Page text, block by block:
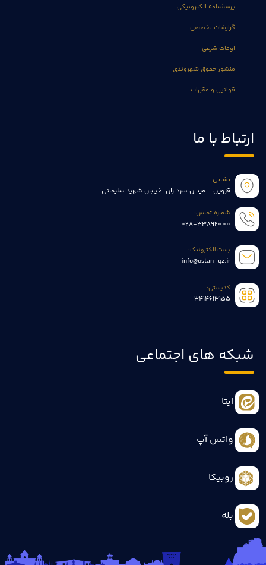
پرسشنامه الکترونیکی
گزارشات تخصصی
اوقات شرعی
منشور حقوق شهروندی
قوانین و مقررات
ارتباط با ما
نشانی:
قزوین - میدان سرداران-خیابان شهید سلیمانی
شماره تماس:
028-33892000
پست الکترونیک:
info@ostan-qz.ir
کدپستی:
3414613155
شبکه های اجتماعی
ایتا
واتس آپ
روبیکا
بله